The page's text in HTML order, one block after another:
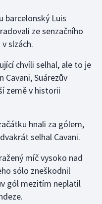
barcelonský Luis
ze senzačního
slzách.
chvíli selhal, ale to je
Suárezův
země v historii
hnali za gólem,
selhal Cavani.
míč vysoko nad
sólo zneškodnil
gól mezitím neplatil